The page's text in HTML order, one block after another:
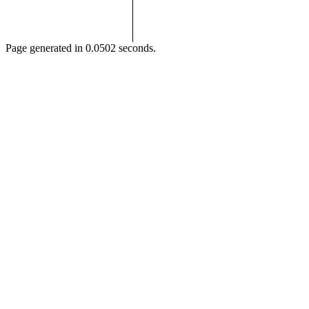
Page generated in 0.0502 seconds.